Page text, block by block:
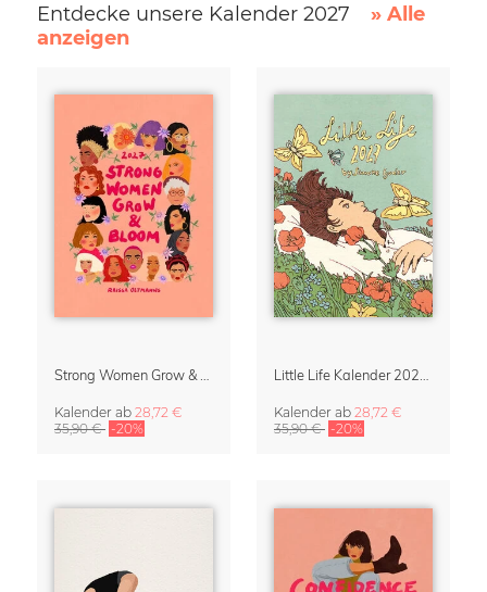
Entdecke unsere Kalender 2027
» Alle
anzeigen
Kalender ab 28,72 €
35,90 € -20%
Kalender ab 28,72 €
35,90 € -20%